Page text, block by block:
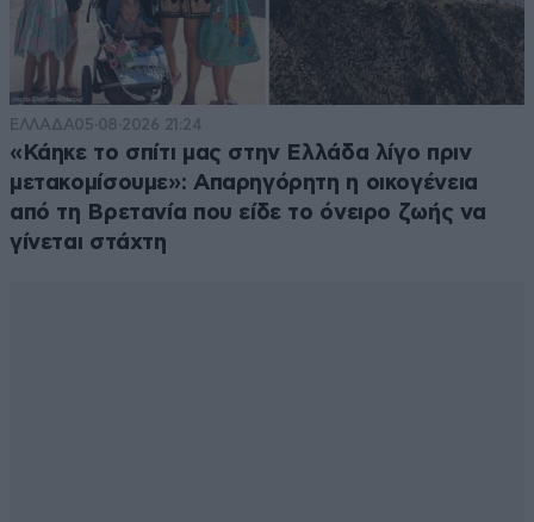
ΕΛΛΑΔΑ05·08·2026 21:24
«Κάηκε το σπίτι μας στην Ελλάδα λίγο πριν
μετακομίσουμε»: Απαρηγόρητη η οικογένεια
από τη Βρετανία που είδε το όνειρο ζωής να
γίνεται στάχτη